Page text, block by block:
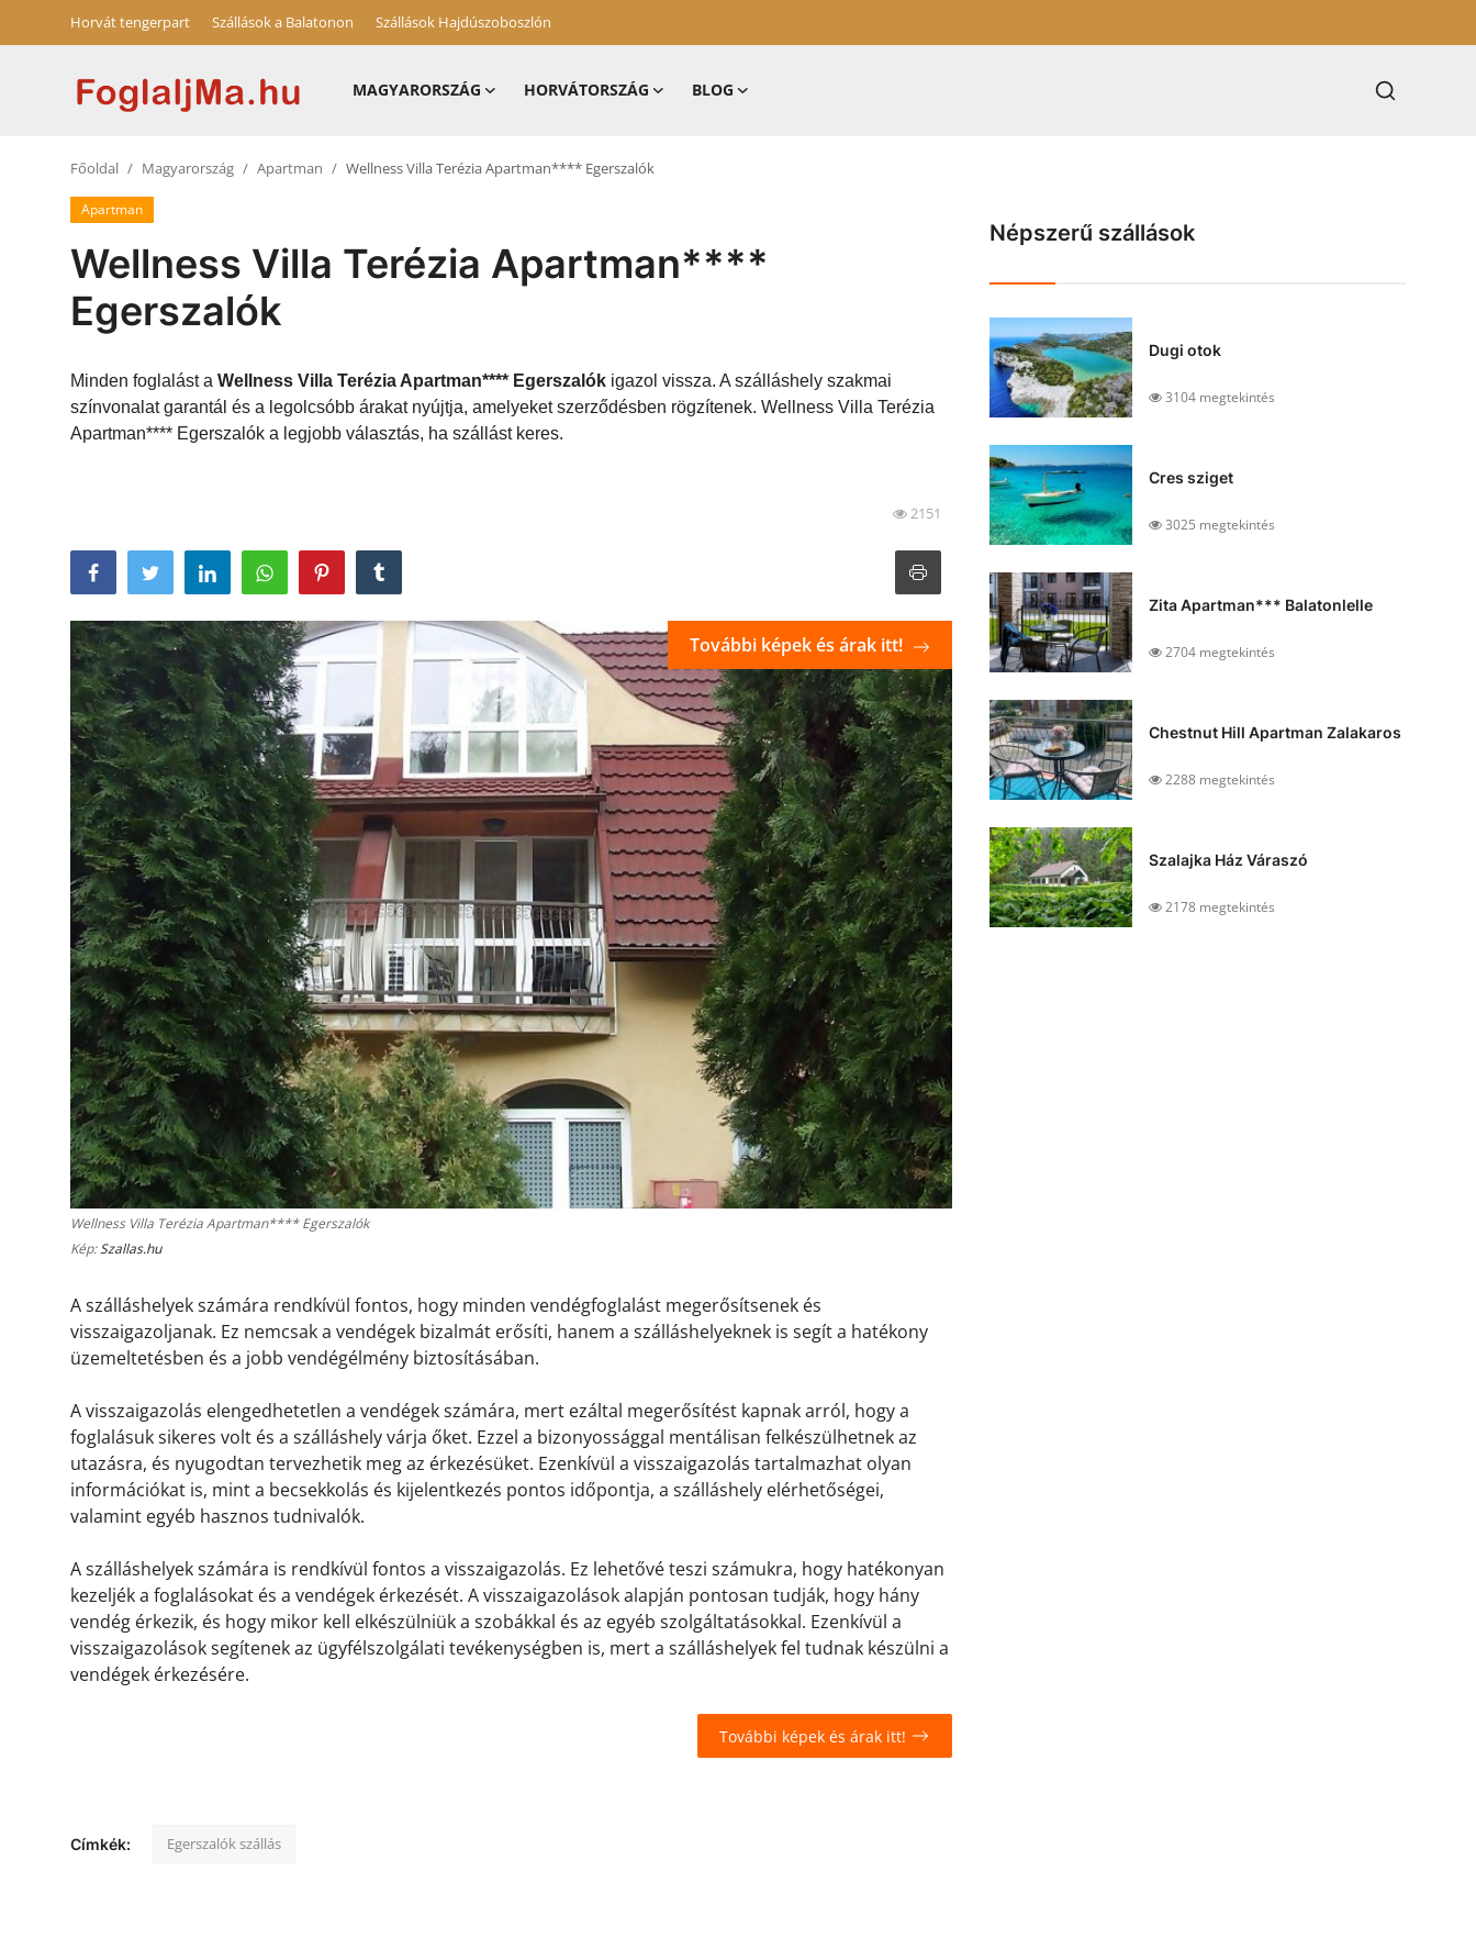
Horvát tengerpart Szállások a Balatonon Szállások Hajdúszoboszlón
MAGYARORSZÁG HORVÁTORSZÁG BLOG
Szállások a Balatonon
Szállások Hajdúszoboszlón
Főoldal Magyarország Apartman Wellness Villa Terézia Apartman**** Egerszalók
Apartman
Wellness Villa Terézia Apartman****
Egerszalók
Minden foglalást a Wellness Villa Terézia Apartman**** Egerszalók igazol vissza. A szálláshely szakmai
színvonalat garantál és a legolcsóbb árakat nyújtja, amelyeket szerződésben rögzítenek. Wellness Villa Terézia
Apartman**** Egerszalók a legjobb választás, ha szállást keres.
2151
Wellness Villa Terézia Apartman**** Egerszalók
Kép:Szallas.hu
További képek és árak itt!
A szálláshelyek számára rendkívül fontos, hogy minden vendégfoglalást megerősítsenek és
visszaigazoljanak. Ez nemcsak a vendégek bizalmát erősíti, hanem a szálláshelyeknek is segít a hatékony
üzemeltetésben és a jobb vendégélmény biztosításában.
A visszaigazolás elengedhetetlen a vendégek számára, mert ezáltal megerősítést kapnak arról, hogy a
foglalásuk sikeres volt és a szálláshely várja őket. Ezzel a bizonyossággal mentálisan felkészülhetnek az
utazásra, és nyugodtan tervezhetik meg az érkezésüket. Ezenkívül a visszaigazolás tartalmazhat olyan
információkat is, mint a becsekkolás és kijelentkezés pontos időpontja, a szálláshely elérhetőségei,
valamint egyéb hasznos tudnivalók.
A szálláshelyek számára is rendkívül fontos a visszaigazolás. Ez lehetővé teszi számukra, hogy hatékonyan
kezeljék a foglalásokat és a vendégek érkezését. A visszaigazolások alapján pontosan tudják, hogy hány
vendég érkezik, és hogy mikor kell elkészülniük a szobákkal és az egyéb szolgáltatásokkal. Ezenkívül a
visszaigazolások segítenek az ügyfélszolgálati tevékenységben is, mert a szálláshelyek fel tudnak készülni a
vendégek érkezésére.
További képek és árak itt!
Címkék: Egerszalók szállás
Népszerű szállások
Dugi otok
3104 megtekintés
Cres sziget
3025 megtekintés
Zita Apartman*** Balatonlelle
2704 megtekintés
Chestnut Hill Apartman Zalakaros
2288 megtekintés
Szalajka Ház Váraszó
2178 megtekintés